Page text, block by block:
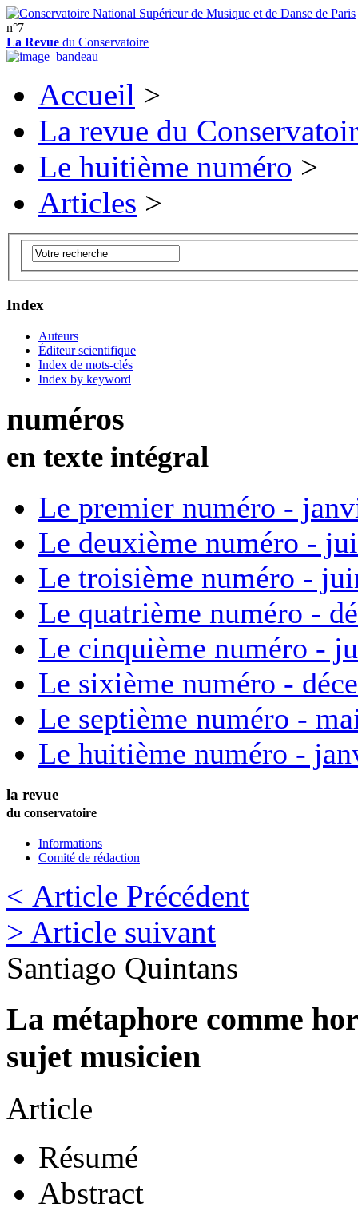
n°7
La Revue du Conservatoire
Accueil >
La revue du
Le huitième numéro >
Articles >
Index
Auteurs
Éditeur scientifique
Index de mots-clés
Index by keyword
numéros
en texte intégral
Le premier numéro -
Le deuxième numéro -
Le troisième numéro -
Le quatrième numéro -
Le cinquième numéro -
Le sixième numéro -
Le septième numéro -
Le huitième numéro -
la revue
du conservatoire
Informations
Comité de rédaction
< Article Précédent
> Article suivant
Santiago Quintans
La métaphore comme
sujet musicien
Article
Résumé
Abstract